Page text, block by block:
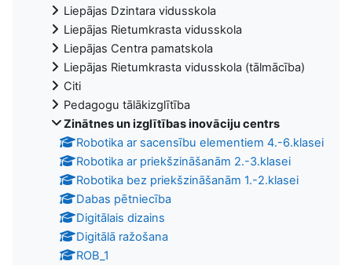
Liepājas Dzintara vidusskola
Liepājas Rietumkrasta vidusskola
Liepājas Centra pamatskola
Liepājas Rietumkrasta vidusskola (tālmācība)
Citi
Pedagogu tālākizglītība
Zinātnes un izglītības inovāciju centrs
Robotika ar sacensību elementiem 4.-6.klasei
Robotika ar priekšzināšanām 2.-3.klasei
Robotika bez priekšzināšanām 1.-2.klasei
Dabas pētniecība
Digitālais dizains
Digitālā ražošana
ROB_1